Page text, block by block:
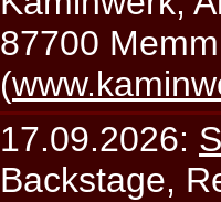
87700
(
17.09.2026:
Backstage,